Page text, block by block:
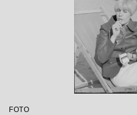
FOTO